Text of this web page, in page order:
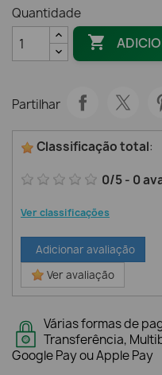
Quantidade

Partilhar
Classificação total:
0/5- 0
Ver classificações
Adicionar avaliação
Ver avaliação
Várias formas de
Transferência,
Google Pay ou Apple Pay